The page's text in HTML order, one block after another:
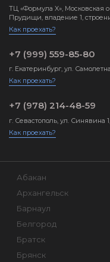
ТЦ «Формула X», Московская
Прудищи, владение 1,
Как проехать?
+7 (999) 559-85-80
г. Екатеринбург, ул.
Как проехать?
+7 (978) 214-48-59
г. Севастополь, ул. Синявина
Как проехать?
Абакан
Архангельск
Барнаул
Белгород
Братск
Брянск